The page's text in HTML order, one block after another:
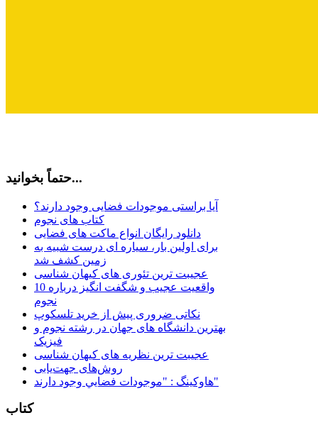
حتماً بخوانید...
آیا براستی موجودات فضایی وجود دارند؟
کتاب های نجوم
دانلود رایگان انواع ماکت های فضایی
برای اولین بار، سیاره ای درست شبیه به
زمین کشف شد
عجیبت ترین تئوری های کیهان شناسی
10 واقعیت عجیب و شگفت انگیز درباره
نجوم
نکاتی ضروری پیش از خرید تلسکوپ
بهترین دانشگاه های جهان در رشته نجوم و
فیزیک
عجیبت ترین نظریه های کیهان شناسی
روش‌های جهت‌یابی
هاوكينگ : "موجودات فضايي وجود دارند"
کتاب